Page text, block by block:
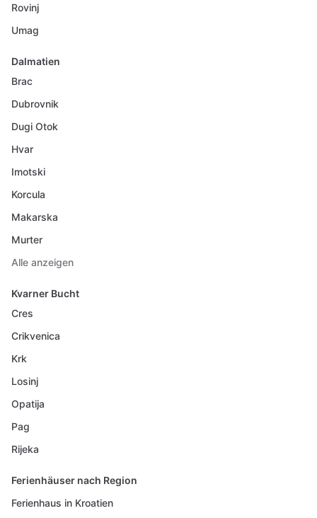
Rovinj
Umag
Dalmatien
Brac
Dubrovnik
Dugi Otok
Hvar
Imotski
Korcula
Makarska
Murter
Alle anzeigen
Kvarner Bucht
Cres
Crikvenica
Krk
Losinj
Opatija
Pag
Rijeka
Ferienhäuser nach Region
Ferienhaus in Kroatien